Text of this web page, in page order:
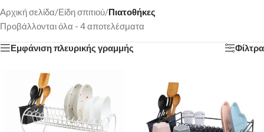
Αρχική σελίδα/Είδη σπιτιού/Πιατοθήκες
Προβάλλονται όλα - 4 αποτελέσματα
Εμφάνιση πλευρικής γραμμής Φίλτρα